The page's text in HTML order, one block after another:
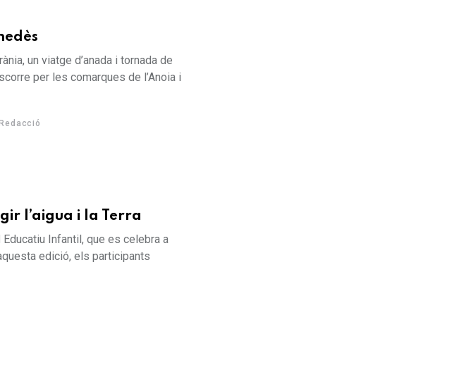
un viatge d’anada i tornada de
per les comarques de l’Anoia i
Redacció
l’aigua i la Terra
Infantil, que es celebra a
edició, els participants